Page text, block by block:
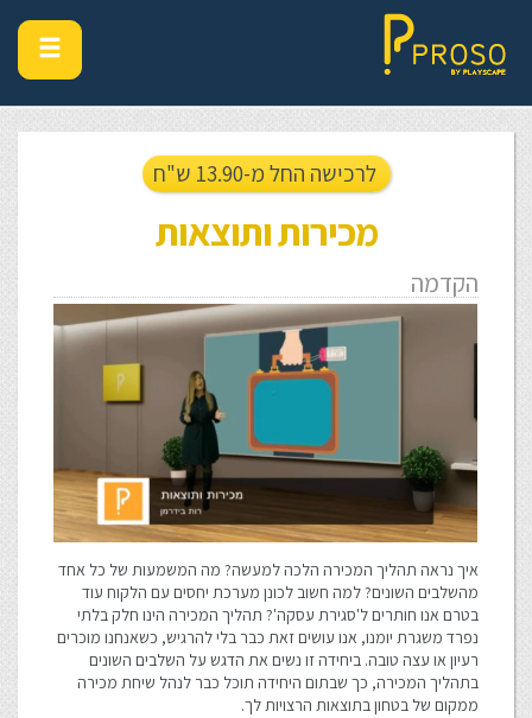
לרכישה החל מ-13.90 ש"ח
מכירות ותוצאות
הקדמה
איך נראה תהליך המכירה הלכה למעשה? מה המשמעות של כל אחד
מהשלבים השונים? למה חשוב לכונן מערכת יחסים עם הלקוח עוד
בטרם אנו חותרים ל'סגירת עסקה'? תהליך המכירה הינו חלק בלתי
נפרד משגרת יומנו, אנו עושים זאת כבר בלי להרגיש, כשאנחנו מוכרים
רעיון או עצה טובה. ביחידה זו נשים את הדגש על השלבים השונים
בתהליך המכירה, כך שבתום היחידה תוכל כבר לנהל שיחת מכירה
ממקום של בטחון בתוצאות הרצויות לך.